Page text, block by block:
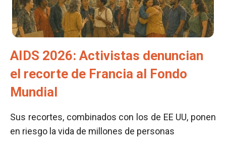
AIDS 2026: Activistas denuncian
el recorte de Francia al Fondo
Mundial
Sus recortes, combinados con los de EE UU, ponen
en riesgo la vida de millones de personas